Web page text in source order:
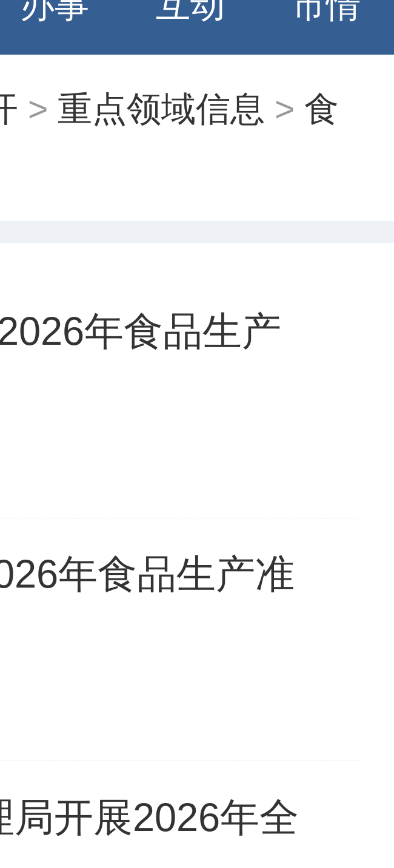
> 重点领域信息 > 食
年食品生产
年食品生产准
开展2026年全